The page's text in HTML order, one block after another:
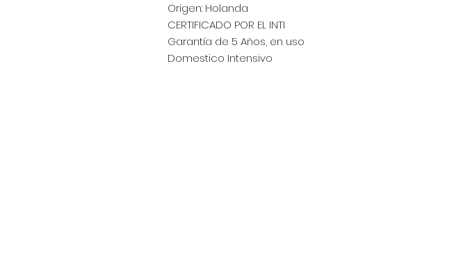
Origen: Holanda
CERTIFICADO POR EL INTI
Garantía de 5 Años, en uso
Domestico Intensivo